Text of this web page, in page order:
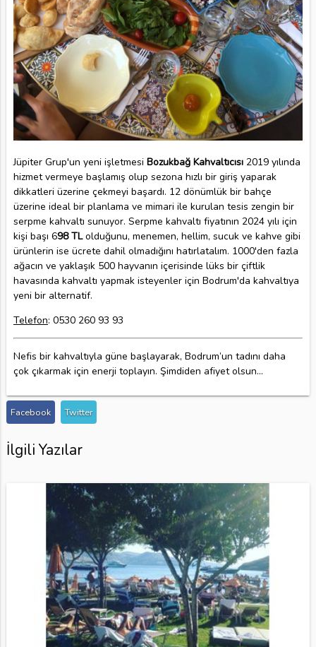
Jüpiter Grup'un yeni işletmesi Bozukbağ Kahvaltıcısı2019 yılında
hizmet vermeye başlamış olup sezona hızlı bir giriş yaparak
dikkatleri üzerine çekmeyi başardı. 12 dönümlük bir bahçe
üzerine ideal bir planlama ve mimari ile kurulan tesis zengin bir
serpme kahvaltı sunuyor. Serpme kahvaltı fiyatının 2024 yılı için
kişi başı 698 TLolduğunu, menemen, hellim, sucuk ve kahve gibi
ürünlerin ise ücrete dahil olmadığını hatırlatalım. 1000'den fazla
ağacın ve yaklaşık 500 hayvanın içerisinde lüks bir çiftlik
havasında kahvaltı yapmak isteyenler için Bodrum'da kahvaltıya
yeni bir alternatif.
Telefon: 0530 260 93 93
Nefis bir kahvaltıyla güne başlayarak, Bodrum’un tadını daha
çok çıkarmak için enerji toplayın. Şimdiden afiyet olsun...
Facebook Twitter
İlgili Yazılar